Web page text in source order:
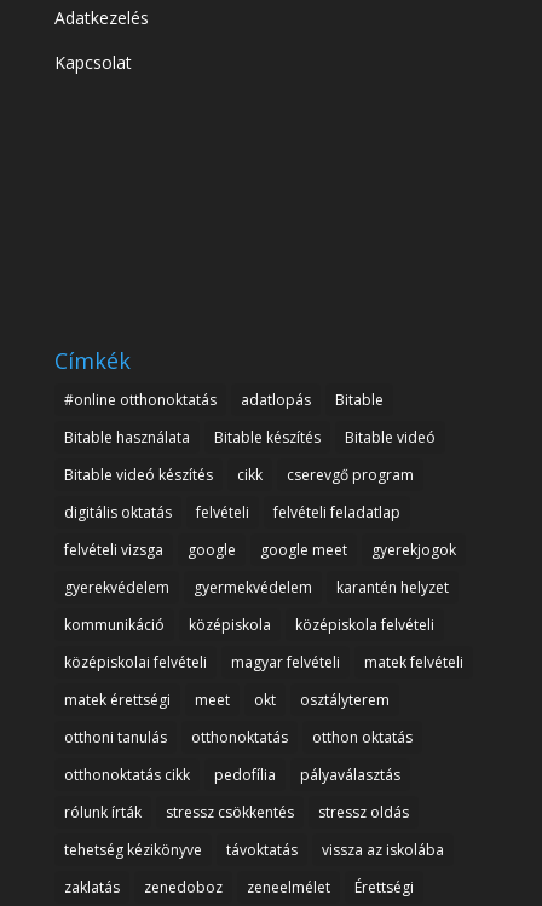
Adatkezelés
Kapcsolat
Címkék
#online otthonoktatás adatlopás
Bitable
Bitable használata
Bitable készítés
Bitable videó
Bitable videó készítés
cikk
cserevgő program
digitális oktatás
felvételi
felvételi feladatlap
felvételi vizsga
google google meet
gyerekjogok
gyerekvédelem
gyermekvédelem
karantén helyzet
kommunikáció
középiskola
középiskola felvételi
középiskolai felvételi
magyar felvételi
matek felvételi
matek érettségi
meet okt
osztályterem
otthoni tanulás
otthonoktatás
otthon oktatás
otthonoktatás cikk
pedofília
pályaválasztás
rólunk írták
stressz csökkentés
stressz oldás
tehetség kézikönyve
távoktatás
vissza az iskolába
zaklatás
zenedoboz zeneelmélet Érettségi